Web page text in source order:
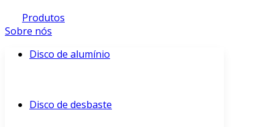
Produtos
Sobre nós
Disco de alumínio
Disco de desbaste